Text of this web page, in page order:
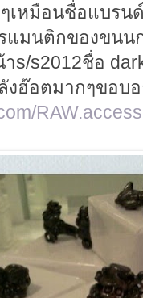
เหมือนชื่อแบรน
แมนติกของขนน
s/s2012ชื่อ
งฮ๊อตมากๆขอบอ